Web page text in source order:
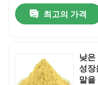
최고의 가격
낮은
성장
말을